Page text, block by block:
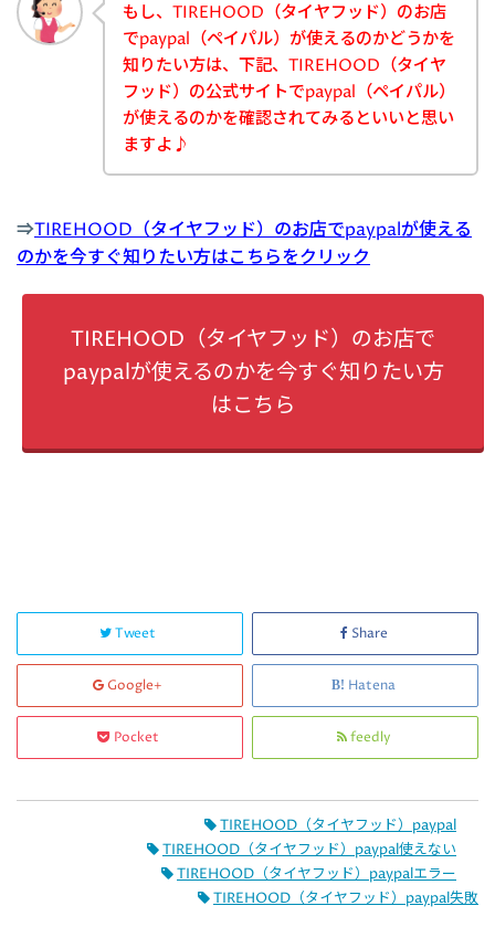
もし、TIREHOOD（タイヤフッド）のお店
でpaypal（ペイパル）が使えるのかどうかを
知りたい方は、下記、TIREHOOD（タイヤ
フッド）の公式サイトでpaypal（ペイパル）
が使えるのかを確認されてみるといいと思い
ますよ♪
⇒TIREHOOD（タイヤフッド）のお店でpaypalが使える
のかを今すぐ知りたい方はこちらをクリック
TIREHOOD（タイヤフッド）のお店で
paypalが使えるのかを今すぐ知りたい方
はこちら
Tweet Share
Google+ Hatena
Pocket feedly
TIREHOOD（タイヤフッド）paypal
TIREHOOD（タイヤフッド）paypal使えない
TIREHOOD（タイヤフッド）paypalエラー
TIREHOOD（タイヤフッド）paypal失敗